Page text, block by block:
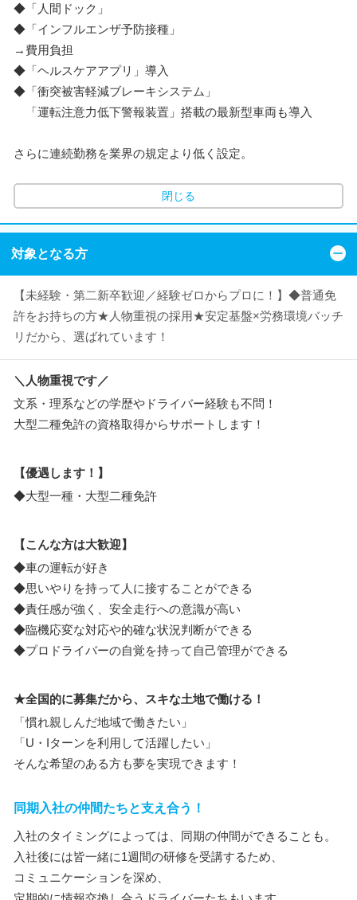
◆「人間ドック」
◆「インフルエンザ予防接種」
→費用負担
◆「ヘルスケアアプリ」導入
◆「衝突被害軽減ブレーキシステム」
「運転注意力低下警報装置」搭載の最新型車両も導入
さらに連続勤務を業界の規定より低く設定。
閉じる
対象となる方
【未経験・第二新卒歓迎／経験ゼロからプロに！】◆普通免
許をお持ちの方★人物重視の採用★安定基盤×労務環境バッチ
リだから、選ばれています！
＼人物重視です／
文系・理系などの学歴やドライバー経験も不問！
大型二種免許の資格取得からサポートします！
【優遇します！】
◆大型一種・大型二種免許
【こんな方は大歓迎】
◆車の運転が好き
◆思いやりを持って人に接することができる
◆責任感が強く、安全走行への意識が高い
◆臨機応変な対応や的確な状況判断ができる
◆プロドライバーの自覚を持って自己管理ができる
★全国的に募集だから、スキな土地で働ける！
「慣れ親しんだ地域で働きたい」
「U・Iターンを利用して活躍したい」
そんな希望のある方も夢を実現できます！
同期入社の仲間たちと支え合う！
入社のタイミングによっては、同期の仲間ができることも。
入社後には皆一緒に1週間の研修を受講するため、
コミュニケーションを深め、